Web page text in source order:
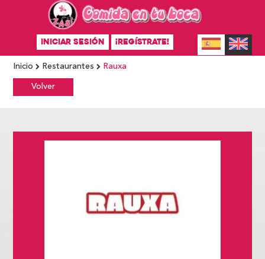
INICIAR SESIÓN ¡REGÍSTRATE!
Inicio Restaurantes Rauxa
Volver